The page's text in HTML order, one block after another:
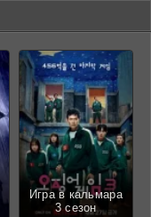
Игра в кальмара
3 сезон